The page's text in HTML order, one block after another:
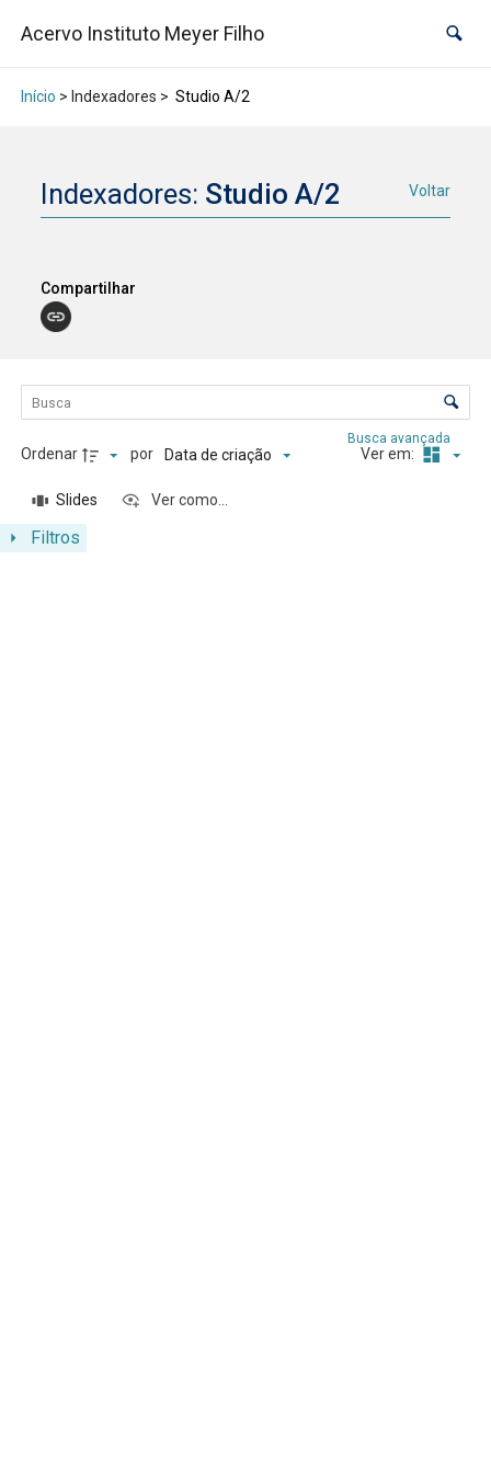
Acervo Instituto Meyer Filho
Início > Indexadores > Studio A/2
Indexadores: Studio A/2 Voltar
Compartilhar
Lista de itens
Controle de ordenação e visualização
Filtros
Busca avançada
Ordenar por Data de criação Ver em:
Slides Ver como...